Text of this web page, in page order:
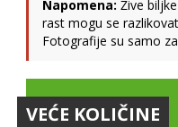
Napomena: Žive
rast mogu se
Fotografije su samo
VEĆE KOLIČINE